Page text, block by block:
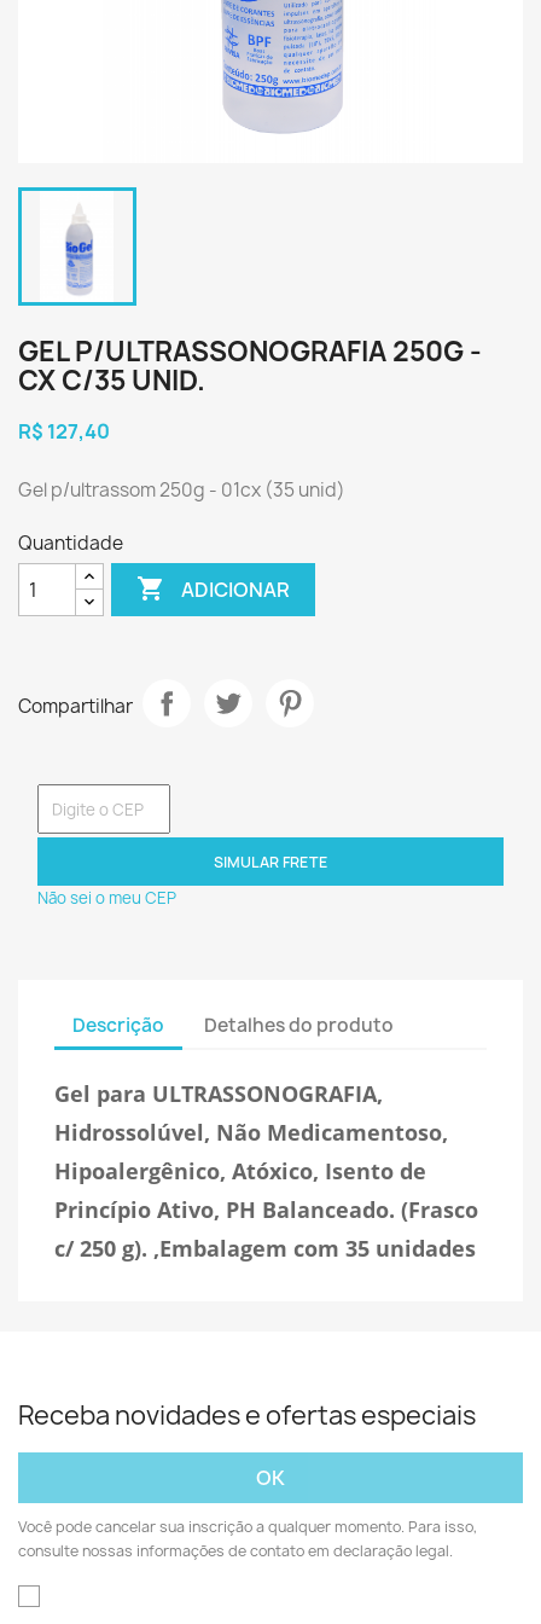
GEL P/ULTRASSONOGRAFIA 250G -
CX C/35 UNID.
R$ 127,40
Gel p/ultrassom 250g - 01cx (35 unid)
Quantidade
 ADICIONAR
Compartilhar
SIMULAR FRETE
Não sei o meu CEP
Descrição Detalhes do produto
Gel para ULTRASSONOGRAFIA,
Hidrossolúvel, Não Medicamentoso,
Hipoalergênico, Atóxico, Isento de
Princípio Ativo, PH Balanceado. (Frasco
c/ 250 g). ,Embalagem com 35 unidades
Receba novidades e ofertas especiais
Você pode cancelar sua inscrição a qualquer momento. Para isso,
consulte nossas informações de contato em declaração legal.